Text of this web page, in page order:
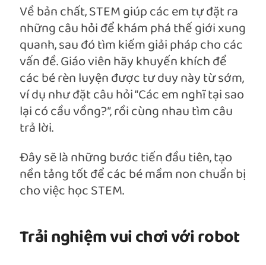
Về bản chất, STEM giúp các em tự đặt ra
những câu hỏi để khám phá thế giới xung
quanh, sau đó tìm kiếm giải pháp cho các
vấn đề. Giáo viên hãy khuyến khích để
các bé rèn luyện được tư duy này từ sớm,
ví dụ như đặt câu hỏi “Các em nghĩ tại sao
lại có cầu vồng?”, rồi cùng nhau tìm câu
trả lời.
Đây sẽ là những bước tiến đầu tiên, tạo
nền tảng tốt để các bé mầm non chuẩn bị
cho việc học STEM.
Trải nghiệm vui chơi với robot